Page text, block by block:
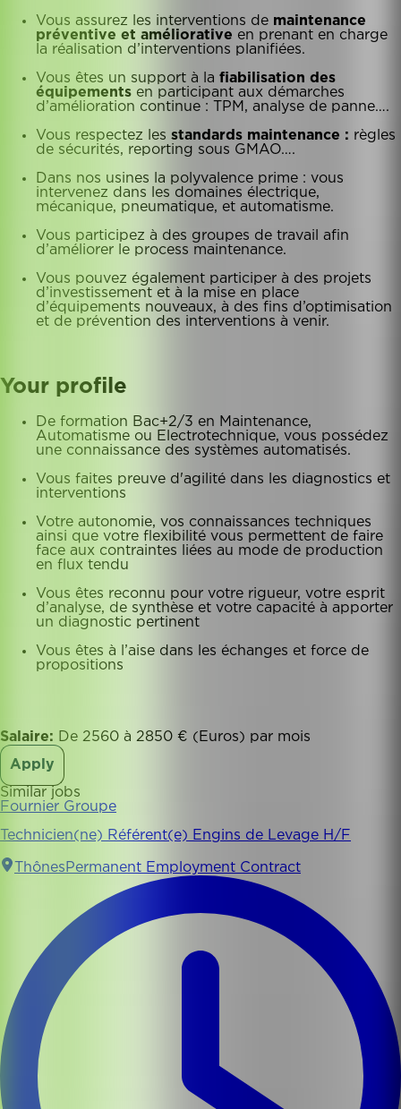
Vous assurez les interventions de maintenance
préventive et améliorative en prenant en charge
la réalisation d’interventions planifiées.
Vous êtes un support à la fiabilisation des
équipements en participant aux démarches
d’amélioration continue : TPM, analyse de panne….
Vous respectez les standards maintenance : règles
de sécurités, reporting sous GMAO….
Dans nos usines la polyvalence prime : vous
intervenez dans les domaines électrique,
mécanique, pneumatique, et automatisme.
Vous participez à des groupes de travail afin
d’améliorer le process maintenance.
Vous pouvez également participer à des projets
d’investissement et à la mise en place
d’équipements nouveaux, à des fins d’optimisation
et de prévention des interventions à venir.
Your profile
De formation Bac+2/3 en Maintenance,
Automatisme ou Electrotechnique, vous possédez
une connaissance des systèmes automatisés.
Vous faites preuve d'agilité dans les diagnostics et
interventions
Votre autonomie, vos connaissances techniques
ainsi que votre flexibilité vous permettent de faire
face aux contraintes liées au mode de production
en flux tendu
Vous êtes reconnu pour votre rigueur, votre esprit
d’analyse, de synthèse et votre capacité à apporter
un diagnostic pertinent
Vous êtes à l’aise dans les échanges et force de
propositions
Salaire: De 2560 à 2850 € (Euros) par mois
Apply
Similar jobs
Fournier Groupe
Technicien(ne) Référent(e) Engins de Levage H/F
Thônes Permanent Employment Contract